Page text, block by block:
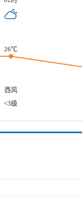
26℃
西风
<3级